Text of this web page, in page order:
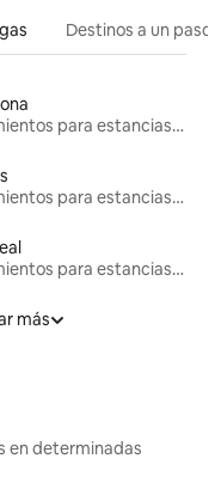
Destinos a un
Alojamientos para estancias largas
Alojamientos para estancias largas
Alojamientos para estancias largas
más
en determinadas